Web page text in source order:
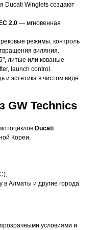
Ducati Winglets создают
2.0 — мгновенная
режимы, контроль
виляния.
литые или кованые
launch control.
и эстетика в чистом виде.
GW Technics
Ducati
Кореи.
в Алматы и другие города
условиями и